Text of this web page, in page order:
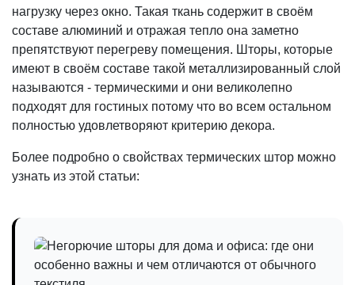
нагрузку через окно. Такая ткань содержит в своём
составе алюминий и отражая тепло она заметно
препятствуют перегреву помещения. Шторы, которые
имеют в своём составе такой металлизированный слой
называются - термическими и они великолепно
подходят для гостиных потому что во всем остальном
полностью удовлетворяют критерию декора.
Более подробно о свойствах термических штор можно
узнать из этой статьи: